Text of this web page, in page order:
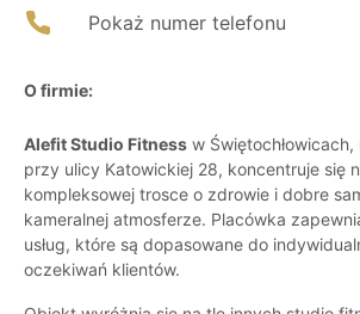
Pokaż numer telefonu
O firmie:
Alefit Studio Fitness w
przy ulicy Katowickiej 28, koncentruje się
kompleksowej trosce o zdrowie i dobre
kameralnej atmosferze. Placówka
usług, które są dopasowane do
oczekiwań klientów.